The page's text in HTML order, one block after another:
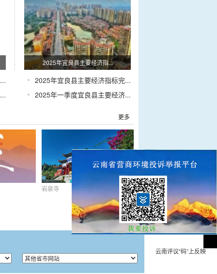
2025年宜良县主要经济指...
• 2025年宜良县主要经济指标完...
• 2025年一季度宜良县主要经济...
更多
岩泉寺
岩泉寺
云南评议“码”上反映